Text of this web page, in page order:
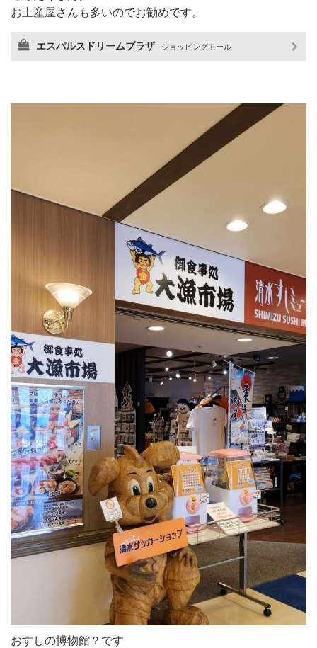
お土産屋さんも多いのでお勧めです。
エスパルスドリームプラザ ショッピングモール
おすしの博物館？です